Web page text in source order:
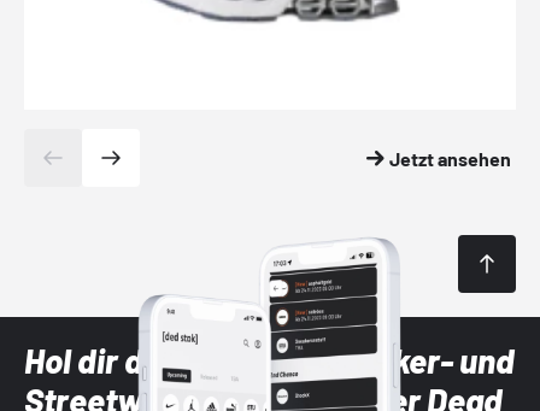
Jetzt ansehen
Hol dir die neuesten Sneaker- und
Streetwear-Brands mit der Dead